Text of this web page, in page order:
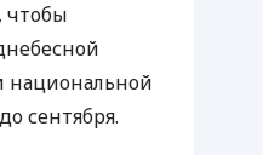
чтобы
национальной
сентября.